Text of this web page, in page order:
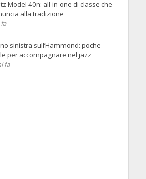
Model 40n: all-in-one di classe che
alla tradizione
sinistra sull’Hammond: poche
per accompagnare nel jazz
fa